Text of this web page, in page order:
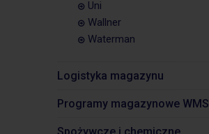
Uni
Wallner
Waterman
Logistyka magazynu
Programy magazynowe WMS